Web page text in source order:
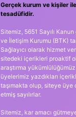
Gerçek kurum ve kişiler
tesadüfidir.
Sitemiz, 5651 Sayılı
ve İletişim Kurumu (BTK)
Sağlayıcı olarak hizmet
sitedeki içerikleri proaktif
araştırma
üyelerimiz yazdıkları
taşımakta olup, siteye
etmiş sayılırlar.
Sitemiz, kar amacı